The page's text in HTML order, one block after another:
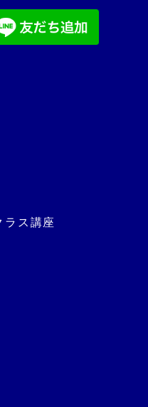
ラス講座